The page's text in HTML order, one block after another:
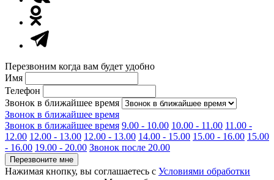
Перезвоним когда вам будет удобно
Имя
Телефон
Звонок в ближайшее время
Звонок в ближайшее время
Звонок в ближайшее время 9.00 - 10.00 10.00 - 11.00 11.00 -
12.00 12.00 - 13.00 12.00 - 13.00 14.00 - 15.00 15.00 - 16.00 15.00
- 16.00 19.00 - 20.00 Звонок после 20.00
Перезвоните мне
Нажимая кнопку, вы соглашаетесь с Условиями обработки